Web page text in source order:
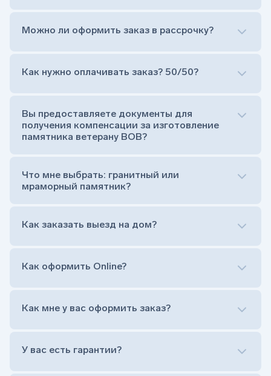
Сам комплект памятника:
Тумба (постамент, на который при помощи
штыря устанавливается стела)
Цветник (обрамление могилки, бывает, что
Обработка и сверловка комплекта
Расположение символа веры (крестик или
на символ веры или вовсе портрет не рисовать)
прописной)
Можно ли оформить заказ в рассрочку?
Как нужно оплачивать заказ? 50/50?
Вы предоставляете документы для
получения компенсации за изготовление
памятника ветерану ВОВ?
Что мне выбрать: гранитный или
мраморный памятник?
Как заказать выезд на дом?
Оформить заказ удаленно (online)
Заказать бесплатный выезд менеджера на дом
Как оформить Online?
Оформить заказ удаленно (online)
Заказать бесплатный выезд менеджера на дом
Как мне у вас оформить заказ?
У вас есть гарантии?